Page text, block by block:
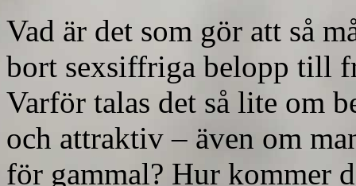
Vad är det som gör att så
bort sexsiffriga belopp till
Varför talas det så lite om
och attraktiv – även om
för gammal? Hur kommer